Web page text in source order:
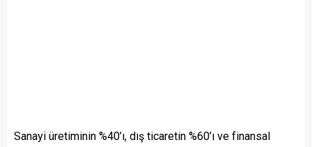
Sanayi üretiminin %40’ı, dış ticaretin %60’ı ve finansal